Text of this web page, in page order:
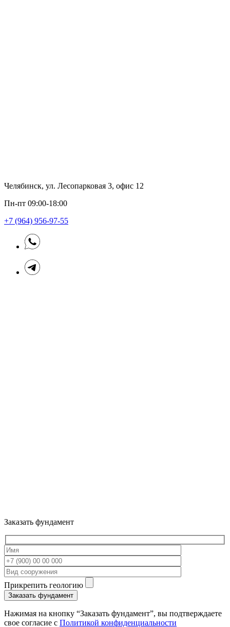
Челябинск, ул. Лесопарковая 3, офис 12
Пн-пт 09:00-18:00
+7 (964) 956-97-55
Заказать фундамент
Прикрепить геологию
Нажимая на кнопку “Заказать фундамент”, вы подтверждаете
свое согласие с Политикой конфиденциальности